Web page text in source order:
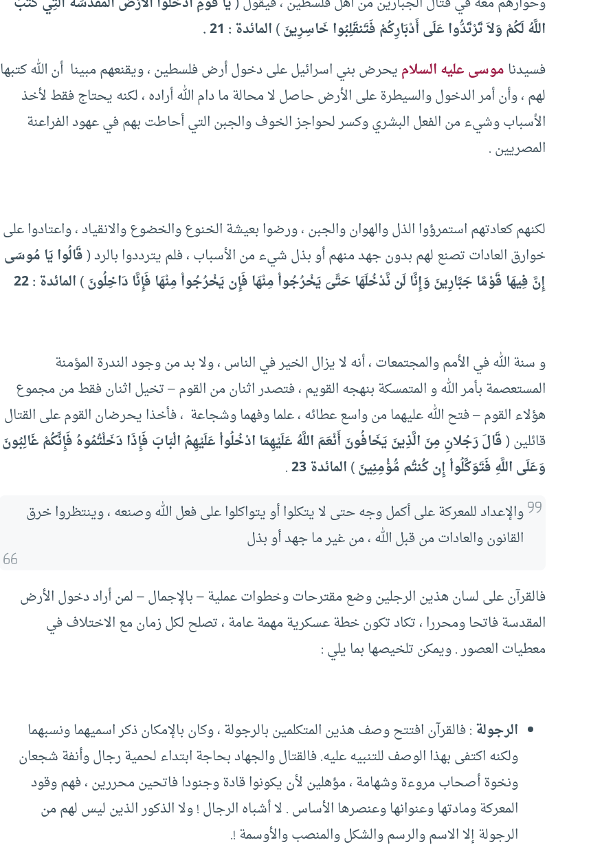
اللَّهُ لَكُمْ وَلاَ تَرْتَدُّوا عَلَى أَدْبَارِكُمْ فَتَنقَلِبُوا خَاسِرِينَ)المائدة : 21
.
فسيدناموسى عليه السلاميحرض بني اسرائيل على دخول أرض فلسطين ، ويقنعهم مبينا أن الله كتبها
لهم ، وأن أمر الدخول والسيطرة على الأرض حاصل لا محالة ما دام الله أراده ، لكنه يحتاج فقط لأخذ
الأسباب وشيء من الفعل البشري وكسر لحواجز الخوف والجبن التي أحاطت بهم في عهود الفراعنة
المصريين .
لكنهم كعادتهم استمرؤوا الذل والهوان والجبن ، ورضوا بعيشة الخنوع والخضوع والانقياد ، واعتادوا على
خوارق العادات تصنع لهم بدون جهد منهم أو بذل شيء من الأسباب ، فلم يترددوا بالرد (قَالُوا يَا مُوسَى
إِنَّ فِيهَا قَوْمًا جَبَّارِينَ وَإِنَّا لَن نَّدْخُلَهَا حَتَّىَ يَخْرُجُواْ مِنْهَا فَإِن يَخْرُجُواْ مِنْهَا فَإِنَّا دَاخِلُونَ)المائدة : 22
و سنة الله في الأمم والمجتمعات ، أنه لا يزال الخير في الناس ، ولا بد من وجود الندرة المؤمنة
المستعصمة بأمر الله و المتمسكة بنهجه القويم ، فتصدر اثنان من القوم – تخيل اثنان فقط من مجموع
هؤلاء القوم – فتح الله عليهما من واسع عطائه ، علما وفهما وشجاعة ، فأخذا يحرضان القوم على القتال
قائلين (قَالَ رَجُلانِ مِنَ الَّذِينَ يَخَافُونَ أَنْعَمَ اللَّهُ عَلَيْهِمَا ادْخُلُواْ عَلَيْهِمُ الْبَابَ فَإِذَا دَخَلْتُمُوهُ فَإِنَّكُمْ غَالِبُونَ
وَعَلَى اللَّهِ فَتَوَكَّلُواْ إِن كُنتُم مُّؤْمِنِينَ)المائدة 23
.
والإعداد للمعركة على أكمل وجه حتى لا يتكلوا أو يتواكلوا على فعل الله وصنعه ، وينتظروا خرق
القانون والعادات من قبل الله ، من غير ما جهد أو بذل
فالقرآن على لسان هذين الرجلين وضع مقترحات وخطوات عملية – بالإجمال – لمن أراد دخول الأرض
المقدسة فاتحا ومحررا ، تكاد تكون خطة عسكرية مهمة عامة ، تصلح لكل زمان مع الاختلاف في
معطيات العصور . ويمكن تلخيصها بما يلي :
الرجولة: فالقرآن افتتح وصف هذين المتكلمين بالرجولة ، وكان بالإمكان ذكر اسميهما ونسبهما
ولكنه اكتفى بهذا الوصف للتنبيه عليه. فالقتال والجهاد بحاجة ابتداء لحمية رجال وأنفة شجعان
ونخوة أصحاب مروءة وشهامة ، مؤهلين لأن يكونوا قادة وجنودا فاتحين محررين ، فهم وقود
المعركة ومادتها وعنوانها وعنصرها الأساس . لا أشباه الرجال ! ولا الذكور الذين ليس لهم من
الرجولة إلا الاسم والرسم والشكل والمنصب والأوسمة !.